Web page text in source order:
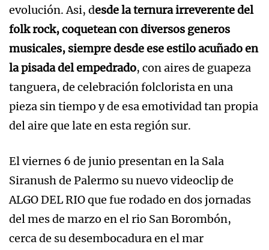
evolución. Asi, desde la ternura irreverente del
folk rock, coquetean con diversos generos
musicales, siempre desde ese estilo acuñado en
la pisada del empedrado, con aires de guapeza
tanguera, de celebración folclorista en una
pieza sin tiempo y de esa emotividad tan propia
del aire que late en esta región sur.
El viernes 6 de junio presentan en la Sala
Siranush de Palermo su nuevo videoclip de
ALGO DEL RIO que fue rodado en dos jornadas
del mes de marzo en el rio San Borombón,
cerca de su desembocadura en el mar